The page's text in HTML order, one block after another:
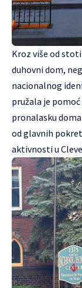
Kroz više od
duhovni dom,
nacionalnog
pružala je
pronalasku
od glavnih
aktivnosti u